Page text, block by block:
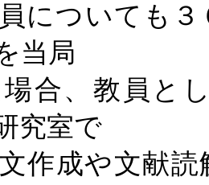
についても３
当局
合、教員と
究室で
作成や文献